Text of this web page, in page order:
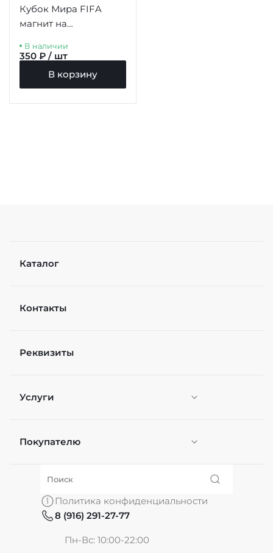
Кубок Мира FIFA
магнит на
В наличии
350 ₽ / шт
В корзину
Каталог
Контакты
Реквизиты
Услуги
Персонификация
Покупателю
О нас
Политика конфиденциальности
8 (916) 291-27-77
Пн-Вс: 10:00-22:00